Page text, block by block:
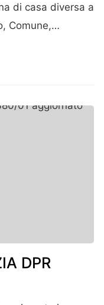
di casa diversa a
Comune,…
DPR